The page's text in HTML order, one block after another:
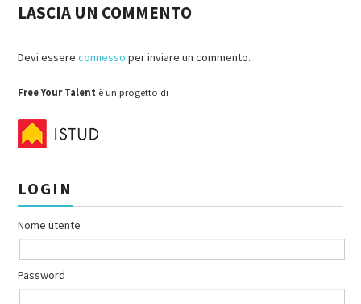
LASCIA UN COMMENTO
Devi essereconnesso per inviare un commento.
Free Your Talent è un progetto di
LOGIN
Nome utente
Password